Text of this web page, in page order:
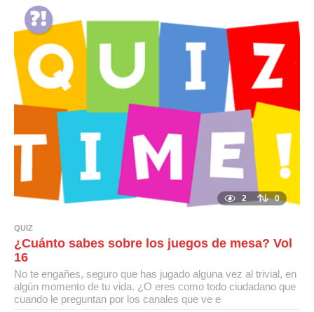
2 0
QUIZ
¿Cuánto sabes sobre los juegos de mesa? Vol
16
No te engañes, seguro que has jugado alguna vez al trivial, en
algún momento de tu vida. ¿O eres como todo ciudadano que
cuando le preguntan por los canales que ve e